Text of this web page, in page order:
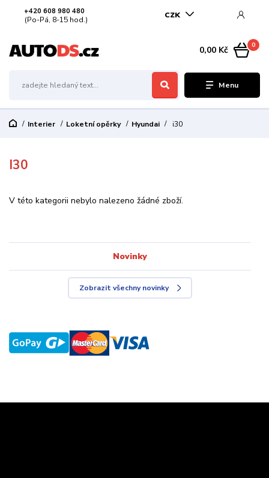
Menu
CZK
+420 608 980 480
(Po-Pá, 8-15 hod.)
0
0,00 Kč
Interier Loketní opěrky Hyundai i30
I30
V této kategorii nebylo nalezeno žádné zboží.
Novinky
Zobrazit všechny novinky